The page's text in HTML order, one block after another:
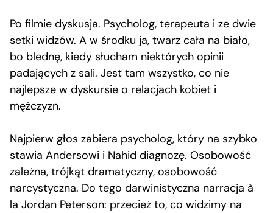
Po filmie dyskusja. Psycholog, terapeuta i ze dwie
setki widzów. A w środku ja, twarz cała na biało,
bo blednę, kiedy słucham niektórych opinii
padających z sali. Jest tam wszystko, co nie
najlepsze w dyskursie o relacjach kobiet i
mężczyzn.
Najpierw głos zabiera psycholog, który na szybko
stawia Andersowi i Nahid diagnozę. Osobowość
zależna, trójkąt dramatyczny, osobowość
narcystyczna. Do tego darwinistyczna narracja à
la Jordan Peterson: przecież to, co widzimy na